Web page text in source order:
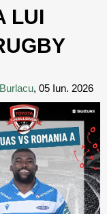
LUI
, 05 Iun. 2026